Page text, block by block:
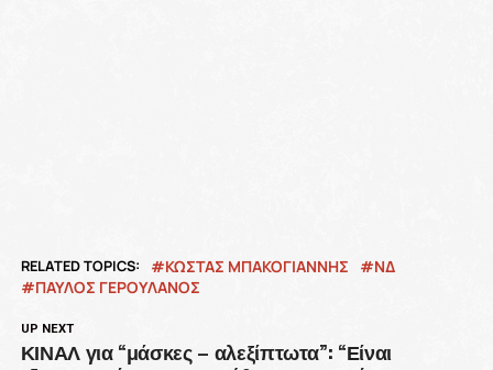
RELATED TOPICS: ΚΩΣΤΑΣ ΜΠΑΚΟΓΙΑΝΝΗΣ
ΝΔ
ΠΑΥΛΟΣ ΓΕΡΟΥΛΑΝΟΣ
UP NEXT
ΚΙΝΑΛ για “μάσκες – αλεξίπτωτα”: “Είναι